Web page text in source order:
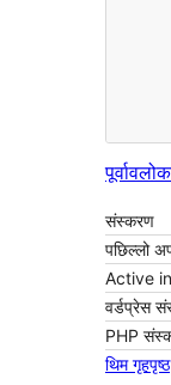
संस्करण
पछिल्लो
Active
वर्डप्रेस
PHP
थिम गृहपृष्ठ